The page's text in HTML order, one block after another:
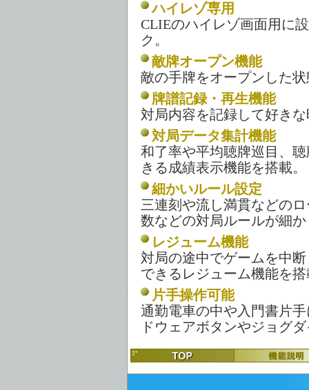
ハイレゾ専用
CLIEのハイレゾ画面用に
ク。
敵牌オープン機能
敵の手牌をオープンした
牌譜記録・再生機能
対局内容を記録して好き
対局データ集計機能
和了率や平均聴牌巡目、
きる成績表示機能を搭載。
細かいルール設定
三連刻や流し満貫などの
数などの対局ルールが細
レジューム機能
対局の途中でゲームを中
できるレジューム機能を
片手操作可能
通勤電車の中や入門書片
ドウェアボタンやジョグ